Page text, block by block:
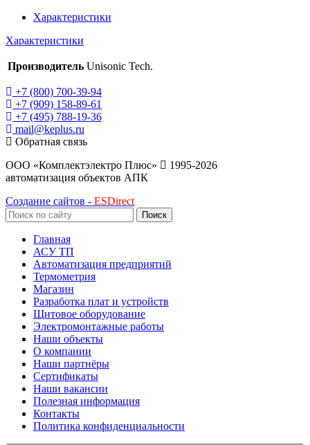
Характеристики
Характеристики
Производитель Unisonic Tech.
+7 (800) 700-39-94
+7 (909) 158-89-61
+7 (495) 788-19-36
mail@keplus.ru
Обратная связь
ООО «Комплектэлектро Плюс»
1995-2026
автоматизация объектов АПК
Создание сайтов - ESDirect
Поиск
Главная
АСУ ТП
Автоматизация предприятий
Термометрия
Магазин
Разработка плат и устройств
Щитовое оборудование
Электромонтажные работы
Наши объекты
О компании
Наши партнёры
Сертификаты
Наши вакансии
Полезная информация
Контакты
Политика конфиденциальности